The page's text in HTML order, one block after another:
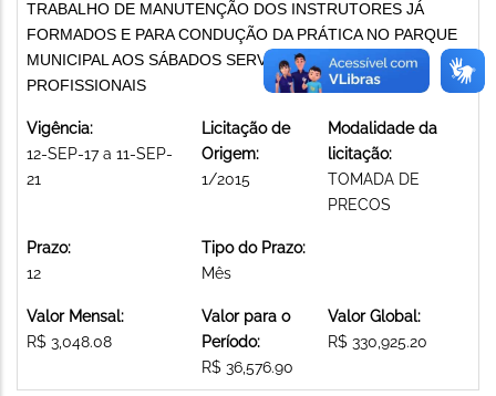
TRABALHO DE MANUTENÇÃO DOS INSTRUTORES JÁ
FORMADOS E PARA CONDUÇÃO DA PRÁTICA NO PARQUE
MUNICIPAL AOS SÁBADOS SERVIÇOS TÉCNICOS
PROFISSIONAIS
Vigência:
12-SEP-17 a 11-SEP-
21
Licitação de
Origem:
1/2015
Modalidade da
licitação:
TOMADA DE
PRECOS
Prazo:
12
Tipo do Prazo:
Mês
Valor Mensal:
R$ 3,048.08
Valor para o
Período:
R$ 36,576.90
Valor Global:
R$ 330,925.20